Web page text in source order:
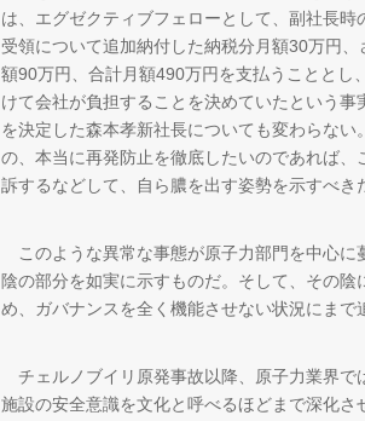
は、エグゼクティブフェローとして、副社長
受領について追加納付した納税分月額30万円
額90万円、合計月額490万円を支払うことと
けて会社が負担することを決めていたという
を決定した森本孝新社長についても変わらな
の、本当に再発防止を徹底したいのであれば
訴するなどして、自ら膿を出す姿勢を示すべき
このような異常な事態が原子力部門を中心に
陰の部分を如実に示すものだ。そして、その
め、ガバナンスを全く機能させない状況にまで
チェルノブイリ原発事故以降、原子力業界で
施設の安全意識を文化と呼べるほどまで深化